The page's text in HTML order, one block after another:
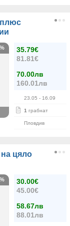
плюс
35.79€
81.81€
70.00лв
160.01лв
23.05 - 16.09
1 грабнат
Пловдив
цяло
30.00€
45.00€
58.67лв
88.01лв